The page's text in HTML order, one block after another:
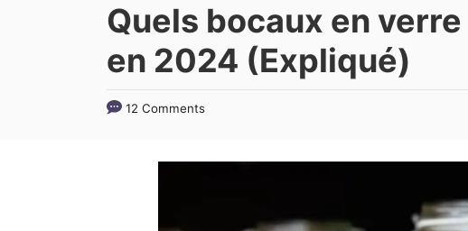
Quels bocaux en
en 2024 (Expliqué)
12 Comments